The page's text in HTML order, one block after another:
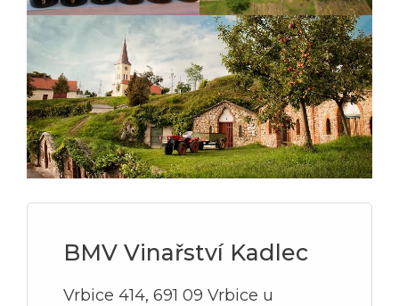
BMV Vinařství Kadlec
Vrbice 414, 691 09 Vrbice u